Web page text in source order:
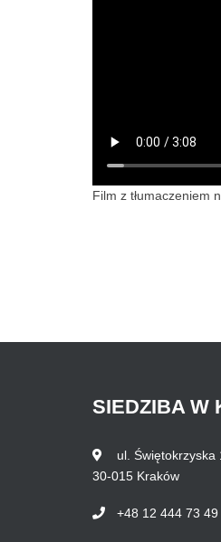
Film z tłumaczeniem
SIEDZIBA W
ul. Świętokrzyska
30-015 Kraków
+48 12 444 73 49